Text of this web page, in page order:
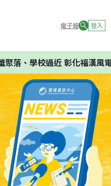
電子報 登入
落、學校過近 彰化福漢風電